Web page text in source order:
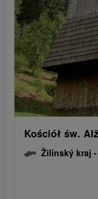
Kościół św.
Žilinský kraj